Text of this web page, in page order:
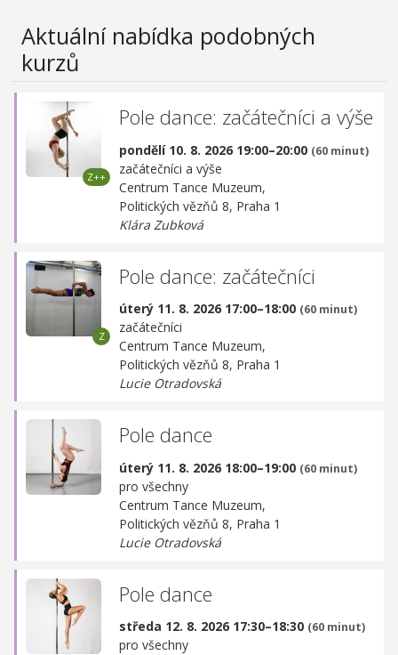
Aktuální nabídka podobných
kurzů
Pole dance: začátečníci a výše
pondělí 10. 8. 2026 19:00–20:00 (60 minut)
začátečníci a výše
Centrum Tance Muzeum,
Politických vězňů 8, Praha 1
Klára Zubková
Pole dance: začátečníci
úterý 11. 8. 2026 17:00–18:00 (60 minut)
začátečníci
Centrum Tance Muzeum,
Politických vězňů 8, Praha 1
Lucie Otradovská
Pole dance
úterý 11. 8. 2026 18:00–19:00 (60 minut)
pro všechny
Centrum Tance Muzeum,
Politických vězňů 8, Praha 1
Lucie Otradovská
Pole dance
středa 12. 8. 2026 17:30–18:30 (60 minut)
pro všechny